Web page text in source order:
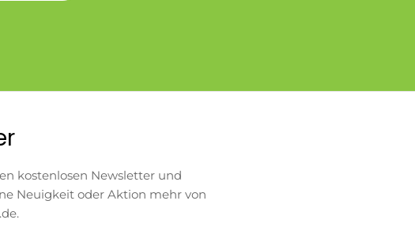
kostenlosen Newsletter und
Neuigkeit oder Aktion mehr von